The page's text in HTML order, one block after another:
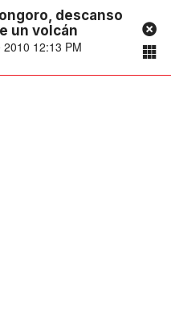
descanso
un volcán
12:13 PM